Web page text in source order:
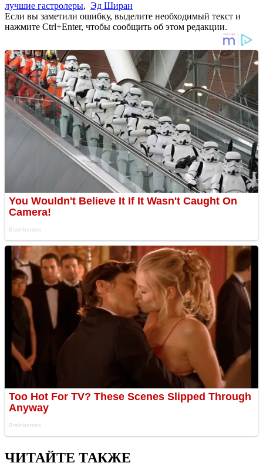
лучшие гастролеры, Эд Ширан
Если вы заметили ошибку, выделите необходимый текст и
нажмите Ctrl+Enter, чтобы сообщить об этом редакции.
ЧИТАЙТЕ ТАКЖЕ